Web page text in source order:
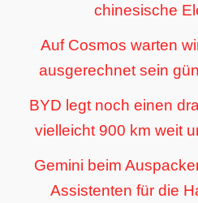
chinesische
Auf Cosmos warten
ausgerechnet sein
BYD legt noch einen
vielleicht 900 km weit
Gemini beim
Assistenten für die